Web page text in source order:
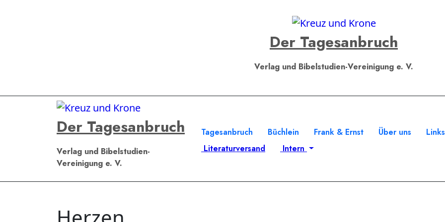
Der Tagesanbruch
Verlag und Bibelstudien-Vereinigung e. V.
Der Tagesanbruch
Verlag und Bibelstudien-
Vereinigung e. V.
Tagesanbruch Büchlein Frank & Ernst Über uns
Links
Literaturversand
Intern